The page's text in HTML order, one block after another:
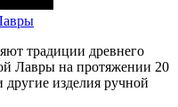
традиции древнего
Лавры на протяжении 20
другие изделия ручной